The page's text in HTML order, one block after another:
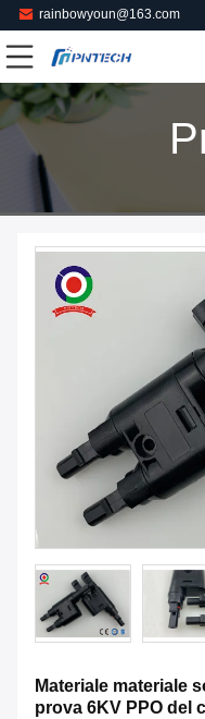
rainbowyoun@163.com
Materiale materiale
prova 6KV PPO del